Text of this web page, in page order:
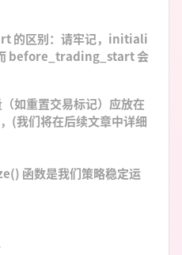
的区别：请牢记，initiali
before_trading_start 会
如重置交易标记）应放在
我们将在后续文章中详细
函数是我们策略稳定运